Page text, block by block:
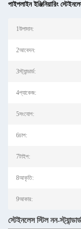
পাইপলাইন ইঞ্জিনিয়ারিং
1উপাদান:
2আবেদন:
3স্ট্যান্ডার্ড:
4প্যাকেজ:
5সংযোগ:
6চাপ:
7টাইপ:
8আকৃতি:
9আকার:
স্টেইনলেস স্টিল নন-স্ট্যান্ডার্ড